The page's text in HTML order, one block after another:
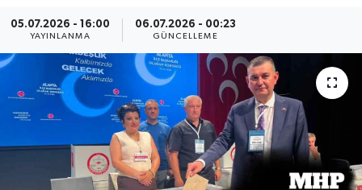
05.07.2026 - 16:00
YAYINLANMA
06.07.2026 - 00:23
GÜNCELLEME